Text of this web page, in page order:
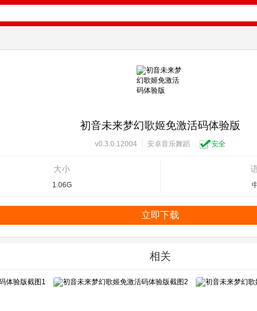
初音未来梦幻歌姬免激活码体验版
v0.3.0.12004 安卓音乐舞蹈 安全
大小
1.06G
立即下载
相关